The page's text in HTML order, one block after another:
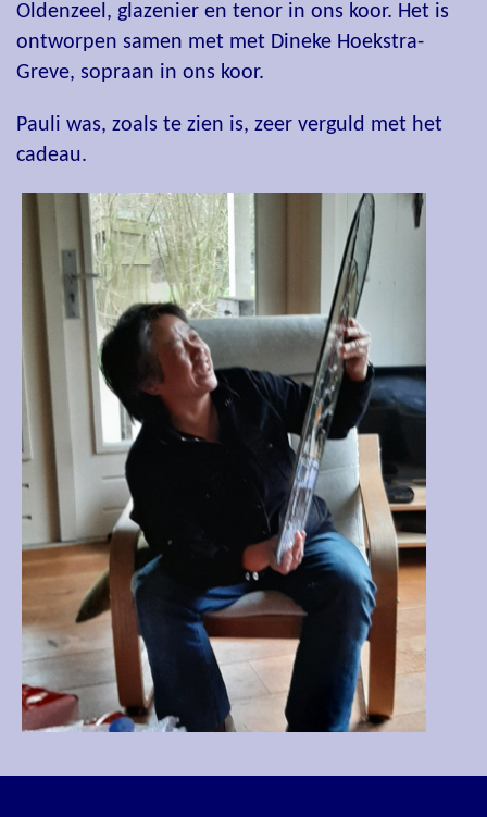
Oldenzeel, glazenier en tenor in ons koor. Het is
ontworpen samen met met Dineke Hoekstra-
Greve, sopraan in ons koor.
Pauli was, zoals te zien is, zeer verguld met het
cadeau.